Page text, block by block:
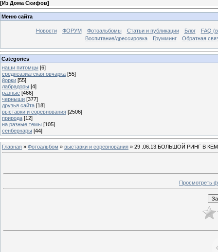
[Из Дома Скифов]
Меню сайта
Новости ФОРУМ Фотоальбомы Статьи и публикации Блог
FAQ
Воспитание/дрессировка
Грумминг Обратная
Categories
наши питомцы [6]
среднеазиатская овчарка [55]
йорки [55]
лабрадоры [4]
разные [466]
черныши [377]
друзья сайта [18]
выставки и соревнования [2506]
природа [12]
на разные темы [105]
сенбернары [44]
Главная » Фотоальбом » выставки и соревнования » 29 .06.13.БОЛЬШОЙ РИНГ В
Просмотреть